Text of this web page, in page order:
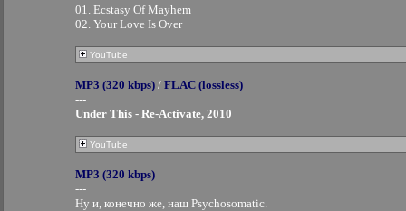
01. Ecstasy Of Mayhem
02. Your Love Is Over
YouTube
MP3 (320 kbps) / FLAC (lossless)
---
Under This - Re-Activate, 2010
YouTube
MP3 (320 kbps)
---
Ну и, конечно же, наш Psychosomatic.